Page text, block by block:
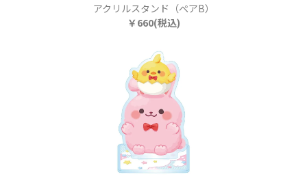
アクリルスタンド（ぺアB）
￥660(税込)